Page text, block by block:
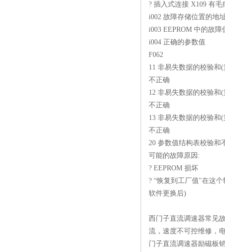
? 插入式连接 X109 有毛
i002 故障存储位置的地
i003 EEPROM 中的故障
i004 正确的参数值
F062
11 非易失数据的校验和
不正确
12 非易失数据的校验和
不正确
13 非易失数据的校验和
不正确
20 参数值结构表校验和
可能的故障原因:
? EEPROM 损坏
? “恢复到工厂值"在这
软件更换后)
西门子直流调速器常见
流，速度不可控维修，
门子直流调速器励磁板